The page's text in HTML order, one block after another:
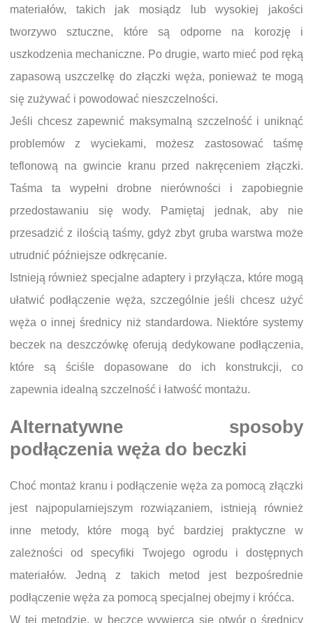
materiałów, takich jak mosiądz lub wysokiej jakości
tworzywo sztuczne, które są odporne na korozję i
uszkodzenia mechaniczne. Po drugie, warto mieć pod ręką
zapasową uszczelkę do złączki węża, ponieważ te mogą
się zużywać i powodować nieszczelności.
Jeśli chcesz zapewnić maksymalną szczelność i uniknąć
problemów z wyciekami, możesz zastosować taśmę
teflonową na gwincie kranu przed nakręceniem złączki.
Taśma ta wypełni drobne nierówności i zapobiegnie
przedostawaniu się wody. Pamiętaj jednak, aby nie
przesadzić z ilością taśmy, gdyż zbyt gruba warstwa może
utrudnić późniejsze odkręcanie.
Istnieją również specjalne adaptery i przyłącza, które mogą
ułatwić podłączenie węża, szczególnie jeśli chcesz użyć
węża o innej średnicy niż standardowa. Niektóre systemy
beczek na deszczówkę oferują dedykowane podłączenia,
które są ściśle dopasowane do ich konstrukcji, co
zapewnia idealną szczelność i łatwość montażu.
Alternatywne sposoby
podłączenia węża do beczki
Choć montaż kranu i podłączenie węża za pomocą złączki
jest najpopularniejszym rozwiązaniem, istnieją również
inne metody, które mogą być bardziej praktyczne w
zależności od specyfiki Twojego ogrodu i dostępnych
materiałów. Jedną z takich metod jest bezpośrednie
podłączenie węża za pomocą specjalnej obejmy i króćca.
W tej metodzie, w beczce wywierca się otwór o średnicy